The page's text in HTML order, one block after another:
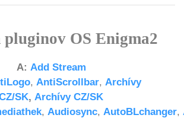
pluginov OS Enigma2
A: Add Stream
, AntiScrollbar, Archívy
SK, Archívy CZ/SK
, Audiosync, AutoBLchanger,